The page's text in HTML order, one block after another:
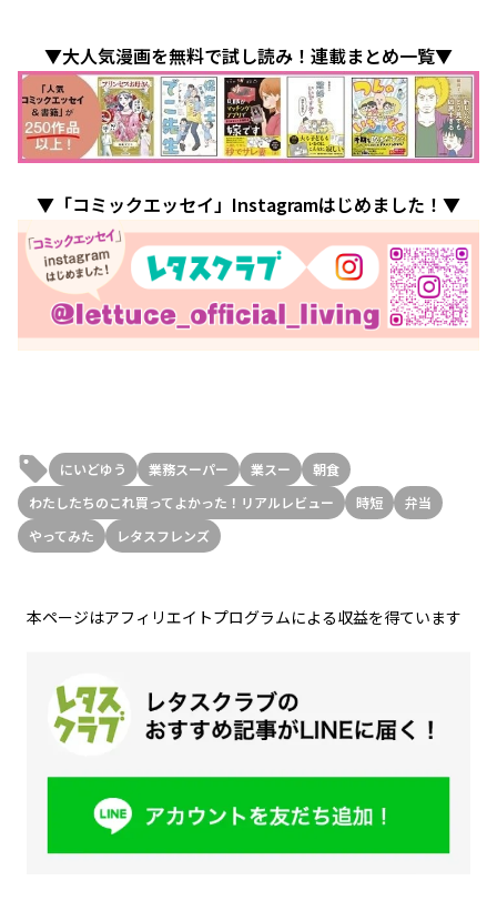
▼大人気漫画を無料で試し読み！連載まとめ一覧▼
▼「コミックエッセイ」Instagramはじめました！▼
にいどゆう 業務スーパー 業スー
朝食
わたしたちのこれ買ってよかった！リアルレビュー
時短
弁当
やってみた
レタスフレンズ
本ページはアフィリエイトプログラムによる収益を得ています